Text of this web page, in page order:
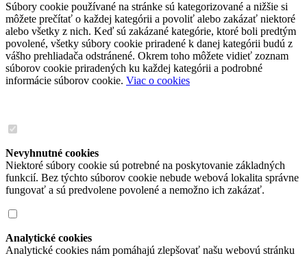
Súbory cookie používané na stránke sú kategorizované a nižšie si
môžete prečítať o každej kategórii a povoliť alebo zakázať niektoré
alebo všetky z nich. Keď sú zakázané kategórie, ktoré boli predtým
povolené, všetky súbory cookie priradené k danej kategórii budú z
vášho prehliadača odstránené. Okrem toho môžete vidieť zoznam
súborov cookie priradených ku každej kategórii a podrobné
informácie súborov cookie. Viac o cookies
Nevyhnutné cookies
Niektoré súbory cookie sú potrebné na poskytovanie základných
funkcií. Bez týchto súborov cookie nebude webová lokalita správne
fungovať a sú predvolene povolené a nemožno ich zakázať.
Analytické cookies
Analytické cookies nám pomáhajú zlepšovať našu webovú stránku